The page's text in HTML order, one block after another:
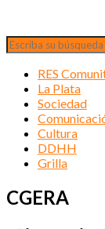
RES
La Plata
Sociedad
Cultura
DDHH
Grilla
CGERA